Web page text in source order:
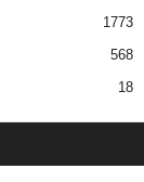
1773
568
18